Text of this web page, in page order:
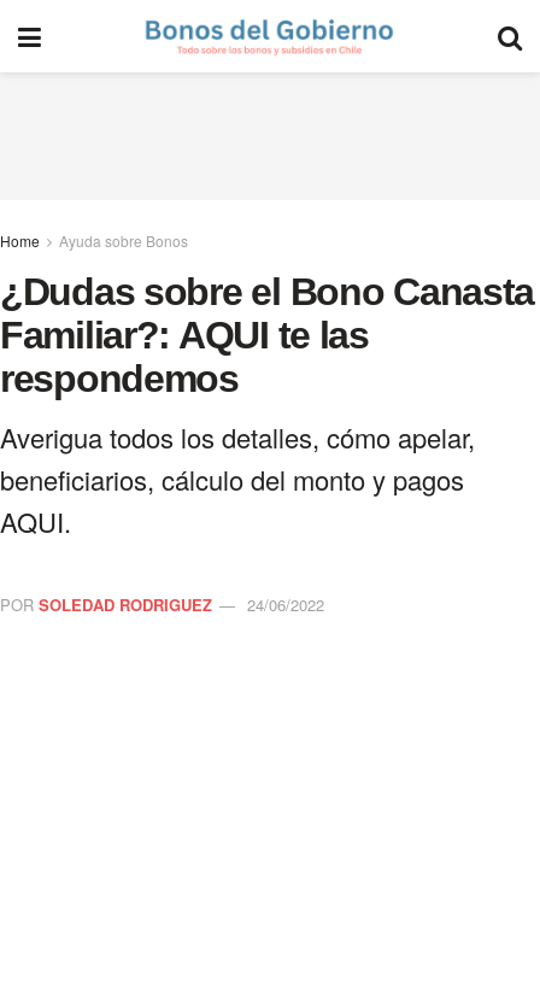
Home Ayuda sobre Bonos
¿Dudas sobre el Bono Canasta
Familiar?: AQUI te las
respondemos
Averigua todos los detalles, cómo apelar,
beneficiarios, cálculo del monto y pagos
AQUI.
POR SOLEDAD RODRIGUEZ 24/06/2022